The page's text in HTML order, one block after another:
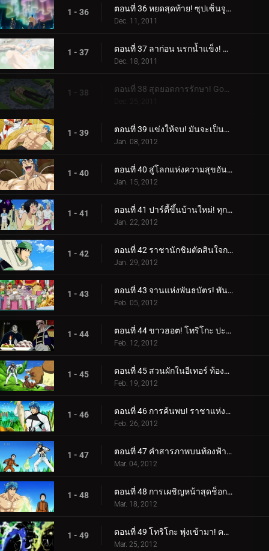
1 - 36 ตอนที่ 36 หยดสุดท้าย! ซุปเซ็นจูรี่จะตกไปอยู่ในมือใคร?
Dec. 11, 2011
1 - 37 ตอนที่ 37 ลาก่อน นรกน้ำแข็ง! พลังที่ซ่อนอยู่ของย่าเซทสึ!
Dec. 18, 2011
1 - 38
1 - 39 ตอนที่ 39 แข่งให้จบ! มันจะเป็นการฟื้นฟูของโทริโกะหรือซุปของโคมัตสึ?!
Jan. 08, 2012
1 - 40 ตอนที่ 40 สู่โลกแห่งความสุขอันสูงสุด! ลิ้มรสซุปเซ็นจูรี่!
Jan. 15, 2012
1 - 41 ตอนที่ 41 ปาร์ตี้ขึ้นบ้านใหม่! ทุกคนมารวมตัวกันที่ Sweets House!
Jan. 22, 2012
1 - 42 ตอนที่ 42 ราชานักชิมตัดสินใจการต่อสู้! ค้นหาสุดยอดของหวาน!
Jan. 29, 2012
1 - 43 ตอนที่ 43 จานแห่งพันธบัตร! พันธมิตรอยู่ตลอดไป
Feb. 05, 2012
1 - 44 ตอนที่ 44 ขาวฮอต! โทริโกะ ปะทะ ประธาน IGO
Feb. 12, 2012
1 - 45 ตอนที่ 45 สวนผักในอีเทอร์ ท้องฟ้าผัก!
Feb. 19, 2012
1 - 46 ตอนที่ 46 การค้นพบ! ราชาแห่งผัก สมุนไพรโอโซน!
Feb. 26, 2012
1 - 47 ตอนที่ 47 คำสารภาพบนท้องฟ้า! คอมโบที่ไม่มีวันทำลายได้ก่อตัวขึ้นแล้ว!
Mar. 04, 2012
1 - 48 ตอนที่ 48 การเผชิญหน้าสุดช็อก! สิ่งมีชีวิตลึกลับปรากฏตัว!
Mar. 18, 2012
1 - 49 ตอนที่ 49 โทริโกะ พุ่งเข้ามา! ความจริงของกูร์เมต์เวิลด์!
Mar. 25, 2012